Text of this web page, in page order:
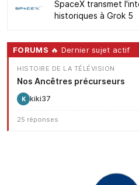
SpaceX transmet
historiques à Grok 5
FORUMS 🔥 Dernier sujet actif
HISTOIRE DE LA TÉLÉVISION
Nos Ancêtres précurseurs
K kiki37
25 réponses